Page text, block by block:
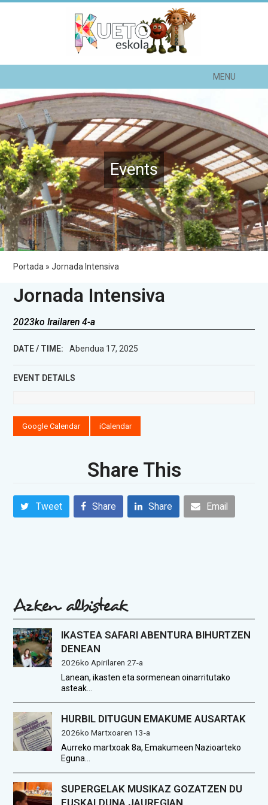
MENU
Events
Portada »Jornada Intensiva
Jornada Intensiva
2023ko Irailaren 4-a
DATE / TIME: Abendua 17, 2025
EVENT DETAILS
Google Calendar iCalendar
Share This
Tweet Share Share Email
Azken albisteak
IKASTEA SAFARI ABENTURA BIHURTZEN
DENEAN
2026ko Apirilaren 27-a
Lanean, ikasten eta sormenean oinarritutako
asteak…
HURBIL DITUGUN EMAKUME AUSARTAK
2026ko Martxoaren 13-a
Aurreko martxoak 8a, Emakumeen Nazioarteko
Eguna…
SUPERGELAK MUSIKAZ GOZATZEN DU